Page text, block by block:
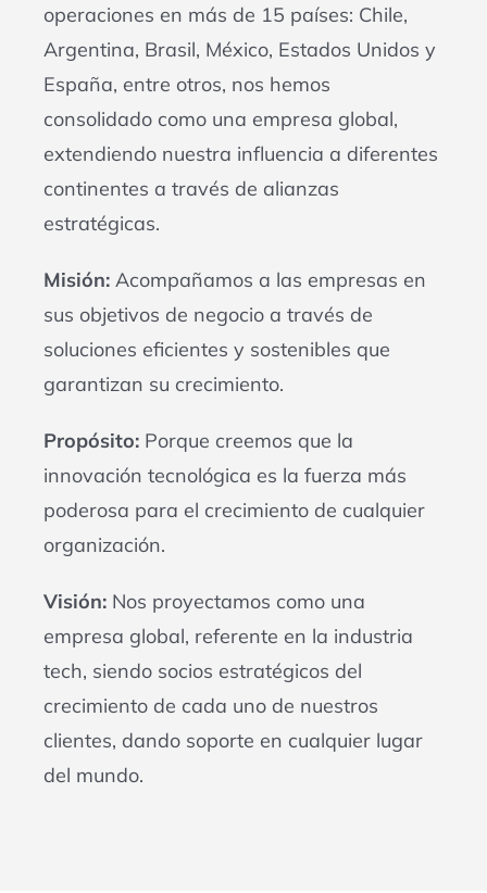
operaciones en más de 15 países: Chile,
Argentina, Brasil, México, Estados Unidos y
España, entre otros, nos hemos
consolidado como una empresa global,
extendiendo nuestra influencia a diferentes
continentes a través de alianzas
estratégicas.
Misión: Acompañamos a las empresas en
sus objetivos de negocio a través de
soluciones eficientes y sostenibles que
garantizan su crecimiento.
Propósito: Porque creemos que la
innovación tecnológica es la fuerza más
poderosa para el crecimiento de cualquier
organización.
Visión: Nos proyectamos como una
empresa global, referente en la industria
tech, siendo socios estratégicos del
crecimiento de cada uno de nuestros
clientes, dando soporte en cualquier lugar
del mundo.